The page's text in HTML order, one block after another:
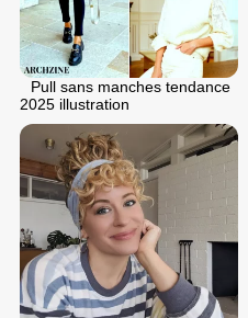
Pull sans manches tendance
2025 illustration